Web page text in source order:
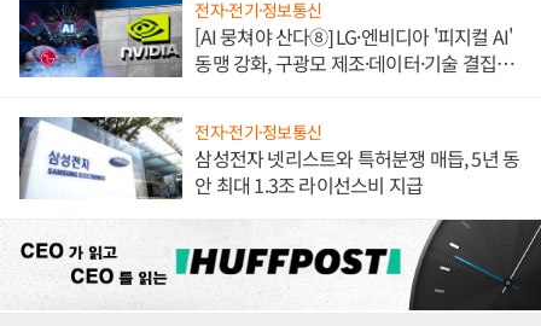
전자·전기·정보통신
[AI 뭉쳐야 산다⑧] LG·엔비디아 '피지컬 AI'
동맹 강화, 구광모 제조·데이터·기술 결집
전자·전기·정보통신
삼성전자 넷리스트와 특허분쟁 매듭, 5년 동
안 최대 1.3조 라이선스비 지급